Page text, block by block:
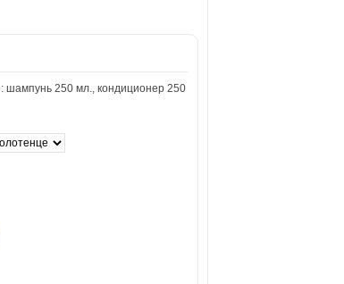
250 мл., кондиционер 250